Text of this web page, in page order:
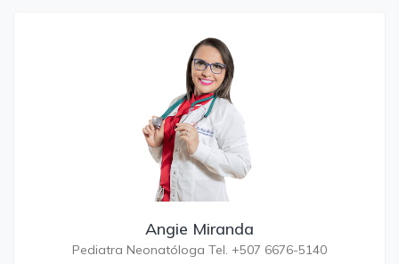
Angie Miranda
Pediatra Neonatóloga Tel. +507 6676-5140